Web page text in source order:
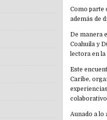
Como parte
además de
De manera
Coahuila y
lectora en
Este
Caribe,
Aunado a lo